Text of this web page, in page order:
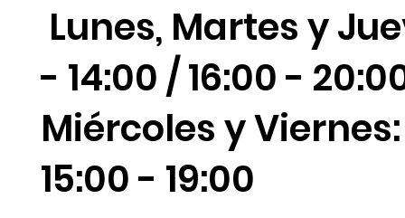
Lunes, Martes y
- 14:00 / 16:00 -
Miércoles y Viernes:
15:00 - 19:00